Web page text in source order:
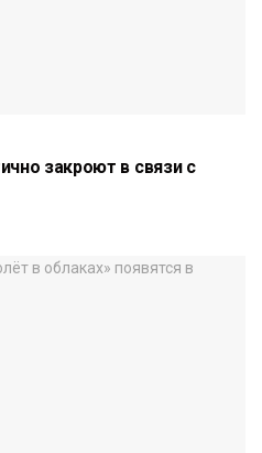
закроют в связи с